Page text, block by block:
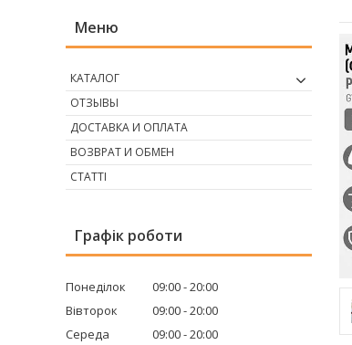
КАТАЛОГ
ОТЗЫВЫ
ДОСТАВКА И ОПЛАТА
ВОЗВРАТ И ОБМЕН
СТАТТІ
Графік роботи
Понеділок 09:00 20:00
Вівторок
09:00 20:00
Середа
09:00 20:00